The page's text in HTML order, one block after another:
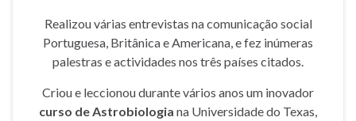
Realizou várias entrevistas na comunicação social
Portuguesa, Britânica e Americana, e fez inúmeras
palestras e actividades nos três países citados.
Criou e leccionou durante vários anos um inovador
curso de Astrobiologia na Universidade do Texas,